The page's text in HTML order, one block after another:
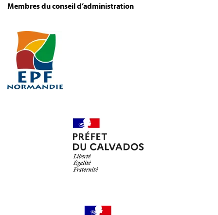
Membres du conseil d’administration